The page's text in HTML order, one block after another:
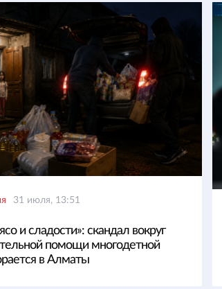
31 июля, 13:51
и сладости»: скандал вокруг
помощи многодетной
в Алматы